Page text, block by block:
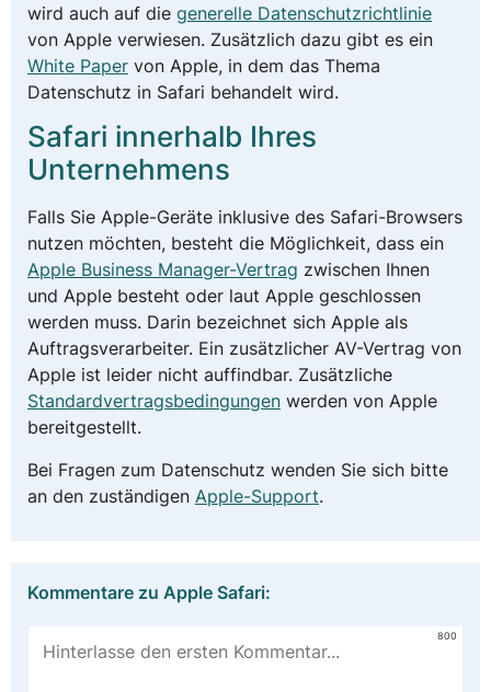
wird auch auf die generelle Datenschutzrichtlinie
von Apple verwiesen. Zusätzlich dazu gibt es ein
White Paper von Apple, in dem das Thema
Datenschutz in Safari behandelt wird.
Safari innerhalb Ihres
Unternehmens
Falls Sie Apple-Geräte inklusive des Safari-Browsers
nutzen möchten, besteht die Möglichkeit, dass ein
Apple Business Manager-Vertrag zwischen Ihnen
und Apple besteht oder laut Apple geschlossen
werden muss. Darin bezeichnet sich Apple als
Auftragsverarbeiter. Ein zusätzlicher AV-Vertrag von
Apple ist leider nicht auffindbar. Zusätzliche
Standardvertragsbedingungen werden von Apple
bereitgestellt.
Bei Fragen zum Datenschutz wenden Sie sich bitte
an den zuständigen Apple-Support.
Kommentare zu Apple Safari:
800